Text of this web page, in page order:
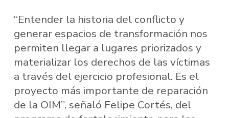
“Entender la historia del conflicto y
generar espacios de transformación nos
permiten llegar a lugares priorizados y
materializar los derechos de las víctimas
a través del ejercicio profesional. Es el
proyecto más importante de reparación
de la OIM”, señaló Felipe Cortés, del